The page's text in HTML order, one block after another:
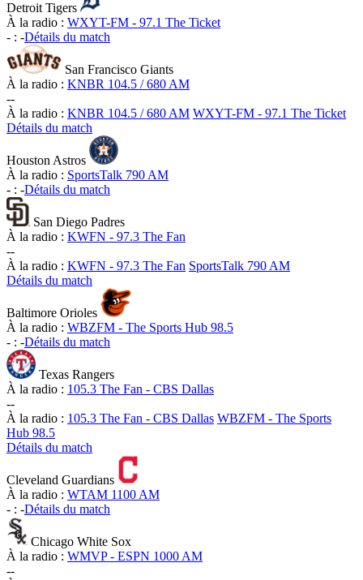
Detroit Tigers
À la radio : WXYT-FM - 97.1 The Ticket
- : -Détails du match
San Francisco Giants
À la radio : KNBR 104.5 / 680 AM
--
À la radio : KNBR 104.5 / 680 AM WXYT-FM - 97.1 The Ticket
Détails du match
Houston Astros
À la radio : SportsTalk 790 AM
- : -Détails du match
San Diego Padres
À la radio : KWFN - 97.3 The Fan
--
À la radio : KWFN - 97.3 The Fan SportsTalk 790 AM
Détails du match
Baltimore Orioles
À la radio : WBZFM - The Sports Hub 98.5
- : -Détails du match
Texas Rangers
À la radio : 105.3 The Fan - CBS Dallas
--
À la radio : 105.3 The Fan - CBS Dallas WBZFM - The Sports
Hub 98.5
Détails du match
Cleveland Guardians
À la radio : WTAM 1100 AM
- : -Détails du match
Chicago White Sox
À la radio : WMVP - ESPN 1000 AM
--